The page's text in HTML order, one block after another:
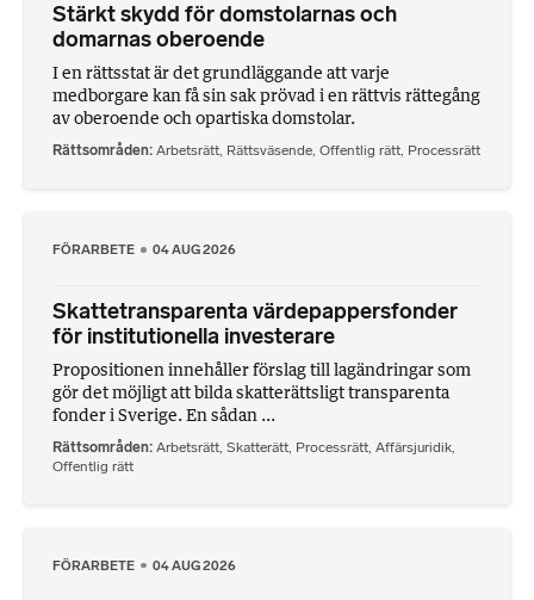
Stärkt skydd för domstolarnas och
domarnas oberoende
I en rättsstat är det grundläggande att varje
medborgare kan få sin sak prövad i en rättvis rättegång
av oberoende och opartiska domstolar.
Rättsområden Arbetsrätt, Rättsväsende, Offentlig rätt, Processrätt
FÖRARBETE 04 AUG 2026
Skattetransparenta värdepappersfonder
för institutionella investerare
Propositionen innehåller förslag till lagändringar som
gör det möjligt att bilda skatterättsligt transparenta
fonder i Sverige. En sådan ...
Rättsområden Arbetsrätt Skatterätt Processrätt Affärsjuridik
Offentlig rätt
FÖRARBETE 04 AUG 2026